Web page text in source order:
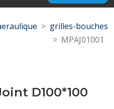
grilles-bouches
MPAJ01001
D100*100